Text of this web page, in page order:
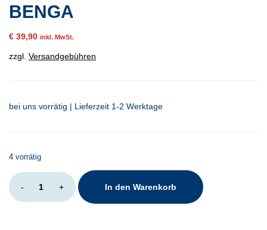
BENGA
€ 39,90 inkl. MwSt.
zzgl. Versandgebühren
bei uns vorrätig | Lieferzeit 1-2 Werktage
4 vorrätig
-
baenschi
benga
+ In den Warenkorb